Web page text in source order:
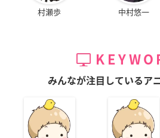
村瀬歩 中村悠一
みんなが注目しているア